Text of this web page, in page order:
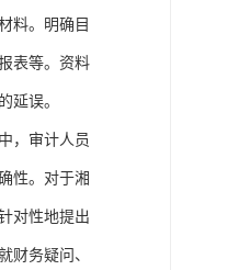
料。明确目
表等。资料
延误。
，审计人员
性。对于湘
对性地提出
财务疑问、